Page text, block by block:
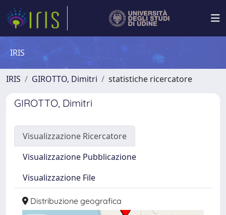
IRIS
IRIS GIROTTO, Dimitri statistiche ricercatore
GIROTTO, Dimitri
Visualizzazione Ricercatore
Visualizzazione Pubblicazione
Visualizzazione File
Distribuzione geografica